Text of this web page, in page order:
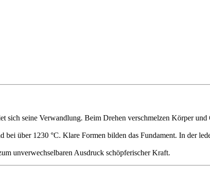
seine Verwandlung. Beim Drehen verschmelzen Körper
über 1230 °C. Klare Formen bilden das Fundament. In der
unverwechselbaren Ausdruck schöpferischer Kraft.